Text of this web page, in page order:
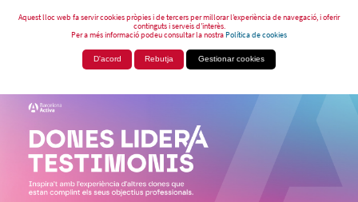
Aquest lloc web fa servir cookies pròpies i de tercers per millorar l’experiència de navegació, i oferir
continguts i serveis d’interès.
Per a més informació podeu consultar la nostraPolítica de cookies
D'acord Rebutja Gestionar cookies